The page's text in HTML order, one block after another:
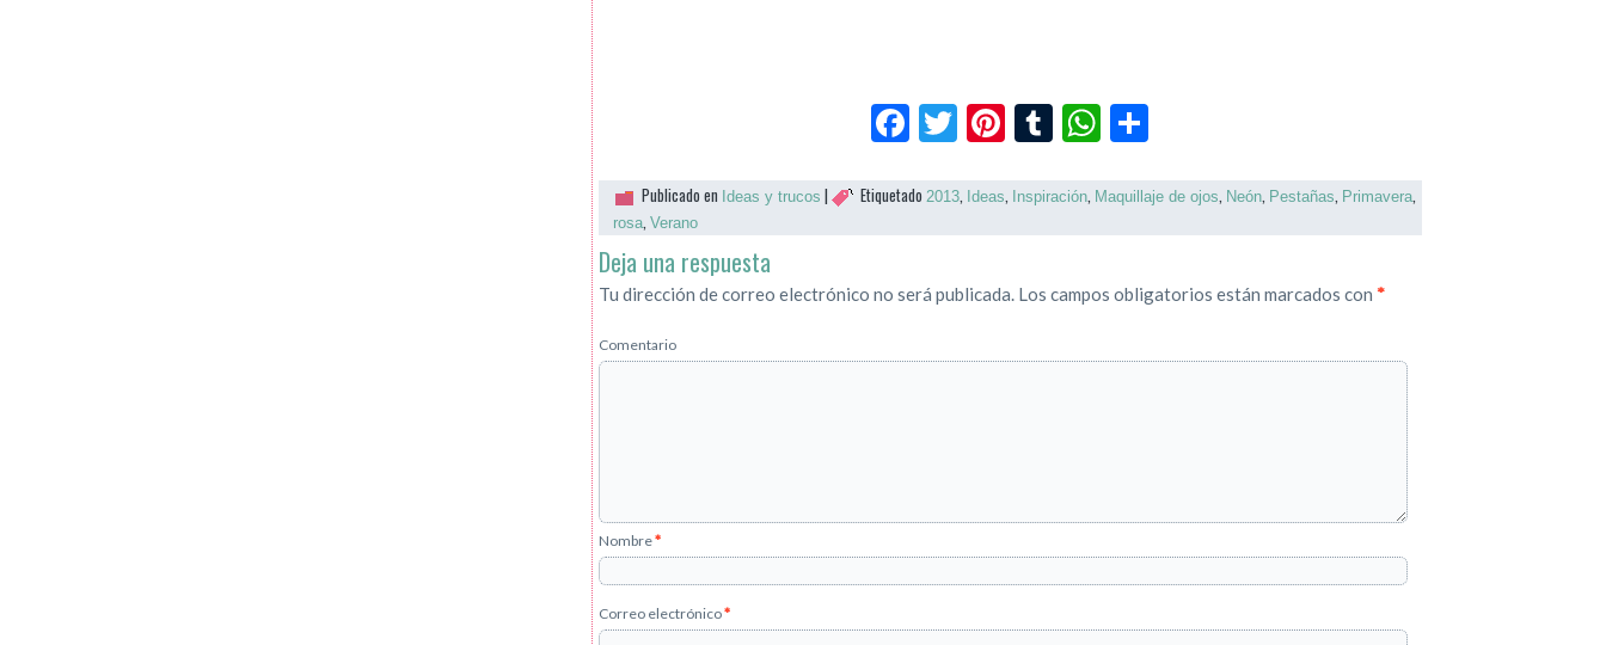
Facebook
Twitter
Pinterest
TumblrWhatsApp
Publicado en Ideas y trucos | Etiquetado 2013, Ideas, Inspiración, Maquillaje de ojos, Neón, Pestañas, Primavera,
rosa, Verano
Deja una respuesta
Tu dirección de correo electrónico no será publicada. Los campos obligatorios están marcados con *
Comentario
Nombre*
Correo electrónico*